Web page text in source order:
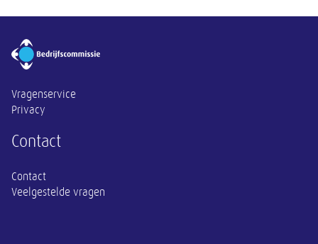
Overige informatie
Vragenservice
Privacy
Contact
Contact
Veelgestelde vragen